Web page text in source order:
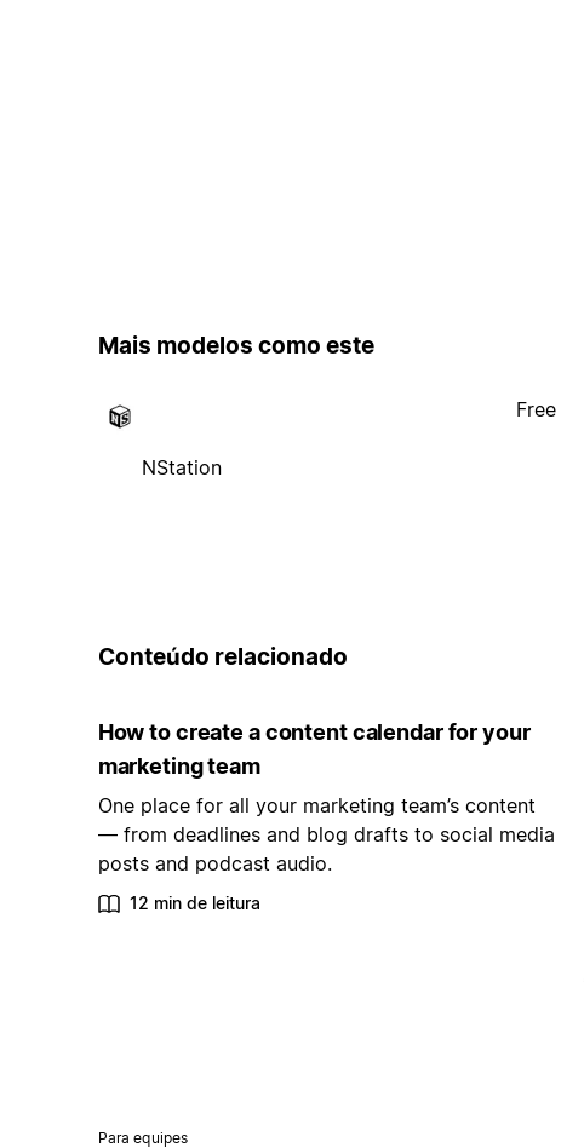
Mais modelos como este
NStation
Free
Conteúdo relacionado
How to create a content calendar for your
marketing team
One place for all your marketing team’s content
— from deadlines and blog drafts to social media
posts and podcast audio.
12 min de leitura
Para equipes